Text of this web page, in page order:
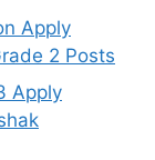
Apply
2 Posts
Apply